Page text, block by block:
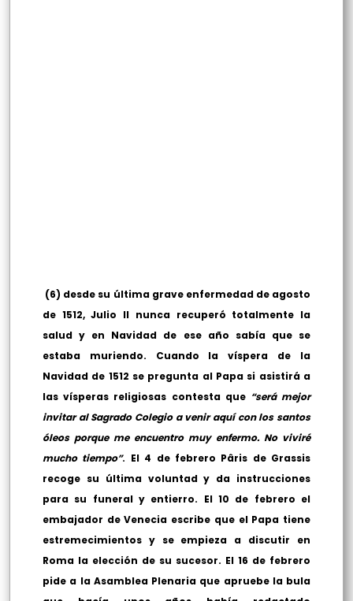
(6) desde su última grave enfermedad de agosto
de 1512, Julio II nunca recuperó totalmente la
salud y en Navidad de ese año sabía que se
estaba muriendo. Cuando la víspera de la
Navidad de 1512 se pregunta al Papa si asistirá a
las vísperas religiosas contesta que “será mejor
invitar al Sagrado Colegio a venir aquí con los santos
óleos porque me encuentro muy enfermo. No viviré
mucho tiempo”. El 4 de febrero Pâris de Grassis
recoge su última voluntad y da instrucciones
para su funeral y entierro. El 10 de febrero el
embajador de Venecia escribe que el Papa tiene
estremecimientos y se empieza a discutir en
Roma la elección de su sucesor. El 16 de febrero
pide a la Asamblea Plenaria que apruebe la bula